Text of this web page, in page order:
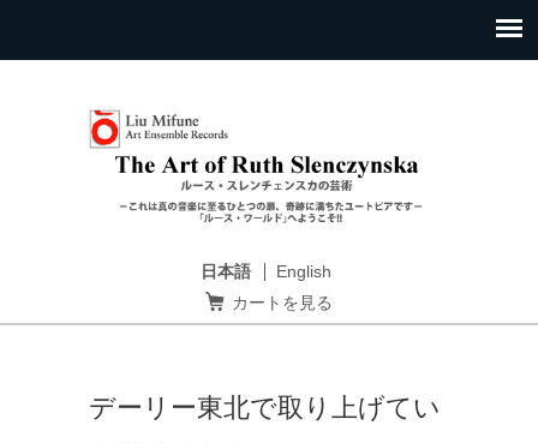
日本語
English
カートを見る
デーリー東北で取り上げてい